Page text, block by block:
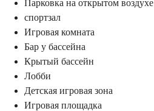
Парковка на открытом воздухе
спортзал
Игровая комната
Бар у бассейна
Крытый бассейн
Лобби
Детская игровая зона
Игровая площадка